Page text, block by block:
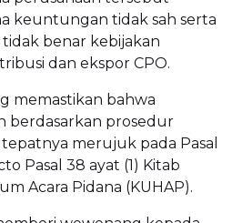
keuntungan tidak sah serta
benar kebijakan
dan ekspor CPO.
memastikan bahwa
berdasarkan prosedur
merujuk pada Pasal
Pasal 38 ayat (1) Kitab
Acara Pidana (KUHAP).